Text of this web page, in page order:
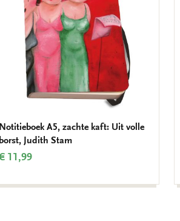
Notitieboek A5, zachte kaft: Uit volle
borst, Judith Stam
11,99